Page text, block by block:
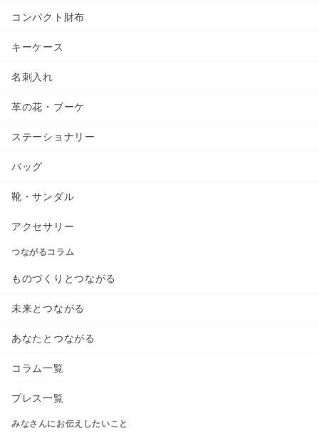
コンパクト財布
キーケース
名刺入れ
革の花・ブーケ
ステーショナリー
バッグ
靴・サンダル
アクセサリー
つながるコラム
ものづくりとつながる
未来とつながる
あなたとつながる
コラム一覧
プレス一覧
みなさんにお伝えしたいこと